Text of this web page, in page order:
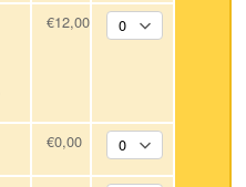
€12,00
€0,00